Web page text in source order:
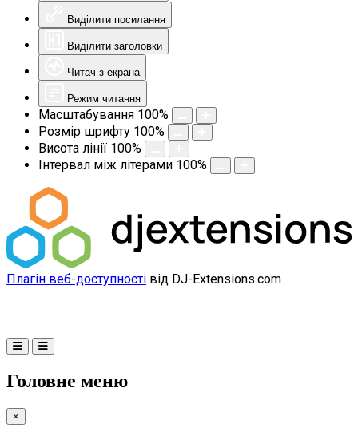
Виділити посилання
Виділити заголовки
Читач з екрана
Режим читання
Масштабування 100%
Розмір шрифту 100%
Висота лінії 100%
Інтервал між літерами 100%
Плагін веб-доступності від DJ-Extensions.com
Головне меню
×